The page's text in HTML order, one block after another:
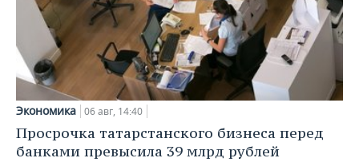
Экономика 06 авг, 14:40
Просрочка татарстанского бизнеса перед
банками превысила 39 млрд рублей